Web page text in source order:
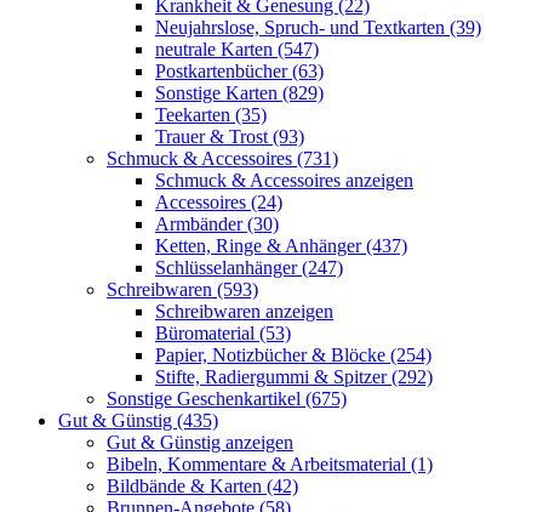
Krankheit & Genesung (22)
Neujahrslose, Spruch- und Textkarten (39)
neutrale Karten (547)
Postkartenbücher (63)
Sonstige Karten (829)
Teekarten (35)
Trauer & Trost (93)
Schmuck & Accessoires (731)
Schmuck & Accessoires anzeigen
Accessoires (24)
Armbänder (30)
Ketten, Ringe & Anhänger (437)
Schlüsselanhänger (247)
Schreibwaren (593)
Schreibwaren anzeigen
Büromaterial (53)
Papier, Notizbücher & Blöcke (254)
Stifte, Radiergummi & Spitzer (292)
Sonstige Geschenkartikel (675)
Gut & Günstig (435)
Gut & Günstig anzeigen
Bibeln, Kommentare & Arbeitsmaterial (1)
Bildbände & Karten (42)
Brunnen-Angebote (58)